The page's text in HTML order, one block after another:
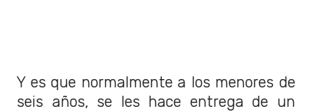
Y es que normalmente a los menores de
seis años, se les hace entrega de un